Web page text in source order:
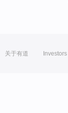
关于有道 Investors